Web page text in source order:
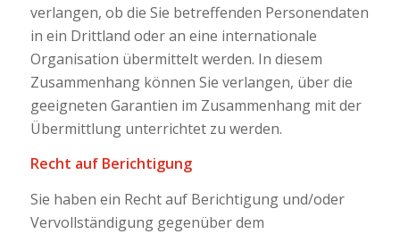
verlangen, ob die Sie betreffenden Personendaten
in ein Drittland oder an eine internationale
Organisation übermittelt werden. In diesem
Zusammenhang können Sie verlangen, über die
geeigneten Garantien im Zusammenhang mit der
Übermittlung unterrichtet zu werden.
Recht auf Berichtigung
Sie haben ein Recht auf Berichtigung und/oder
Vervollständigung gegenüber dem